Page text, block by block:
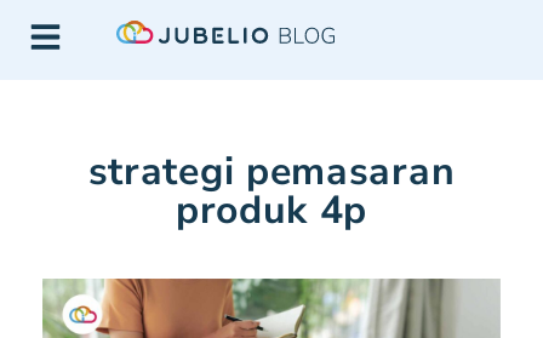
strategi pemasaran
produk 4p